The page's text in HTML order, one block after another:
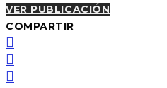
VER PUBLICACIÓN
COMPARTIR